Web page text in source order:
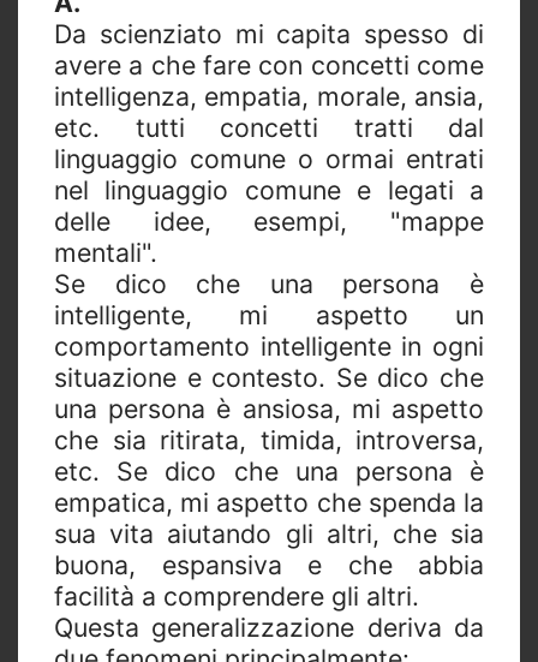
Da scienziato mi capita spesso di
avere a che fare con concetti come
intelligenza, empatia, morale, ansia,
etc. tutti concetti tratti dal
linguaggio comune o ormai entrati
nel linguaggio comune e legati a
delle idee, esempi, "mappe
mentali".
Se dico che una persona è
intelligente, mi aspetto un
comportamento intelligente in ogni
situazione e contesto. Se dico che
una persona è ansiosa, mi aspetto
che sia ritirata, timida, introversa,
etc. Se dico che una persona è
empatica, mi aspetto che spenda la
sua vita aiutando gli altri, che sia
buona, espansiva e che abbia
facilità a comprendere gli altri.
Questa generalizzazione deriva da